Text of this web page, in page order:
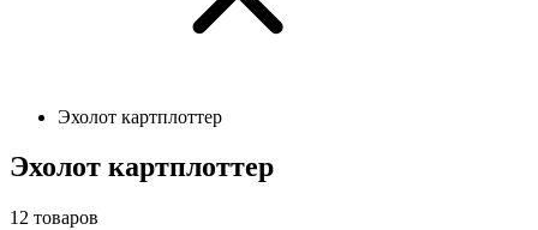
Эхолот картплоттер
Эхолот картплоттер
12 товаров